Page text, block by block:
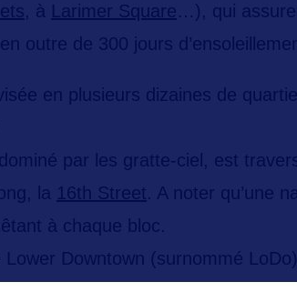
, à Larimer Square…), qui
outre de 300 jours
en plusieurs dizaines de
par les gratte-ciel, est
la 16th Street. A noter qu’une
à chaque bloc.
Lower Downtown (surnommé LoDo)
après la Ruée vers l’Or,